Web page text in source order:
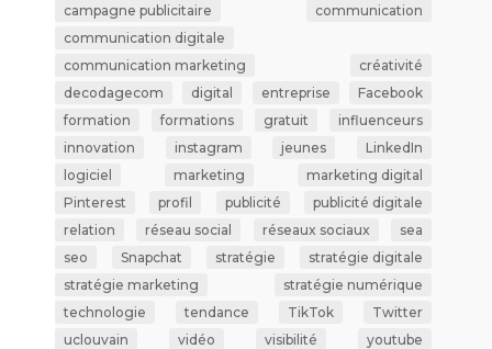
campagne publicitaire
communication
communication digitale
communication marketing
créativité
decodagecom
digital entreprise
Facebook
formation
formations gratuit
influenceurs
innovation
instagram jeunes
LinkedIn
logiciel
marketing
marketing digital
Pinterest
profil publicité
publicité digitale
relation
réseau social réseaux sociaux
sea
seo
Snapchat stratégie
stratégie digitale
stratégie marketing
stratégie numérique
technologie
tendance TikTok
Twitter
uclouvain
vidéo visibilité
youtube